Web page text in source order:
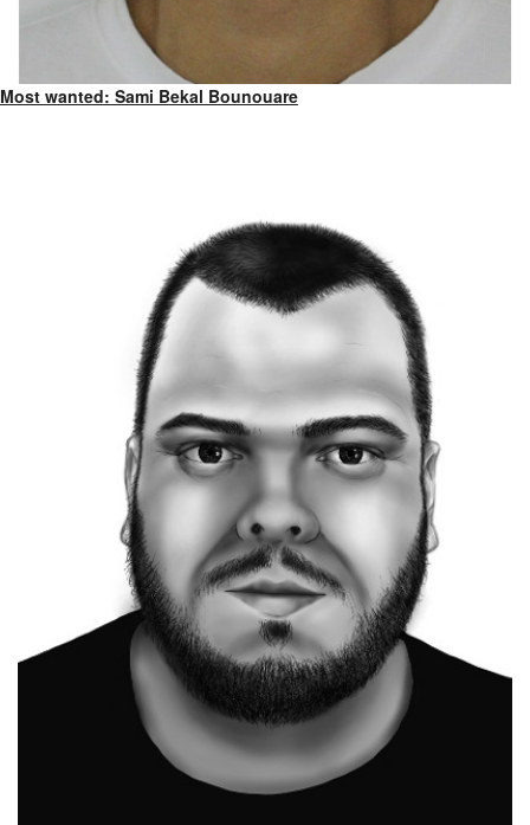
Most wanted: Sami Bekal Bounouare